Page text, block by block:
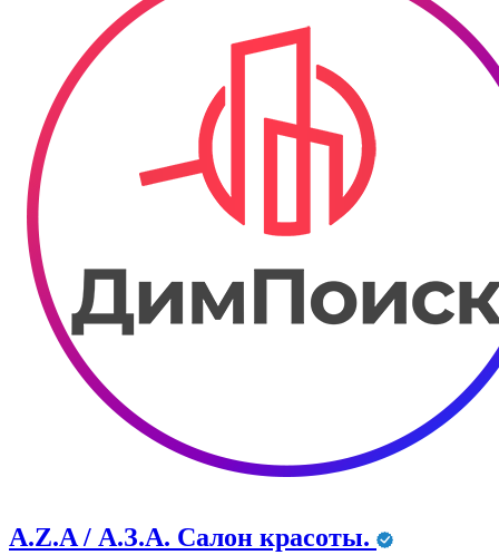
A.Z.A / А.З.А. Салон красоты.